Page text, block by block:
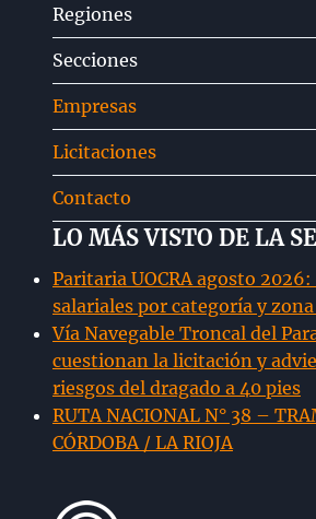
Regiones
Secciones
Empresas
Licitaciones
Contacto
LO MÁS VISTO DE LA
Paritaria UOCRA agosto 2026:
salariales por categoría y
Vía Navegable Troncal del
cuestionan la licitación y
riesgos del dragado a 40 pies
RUTA NACIONAL N° 38 –
CÓRDOBA / LA RIOJA